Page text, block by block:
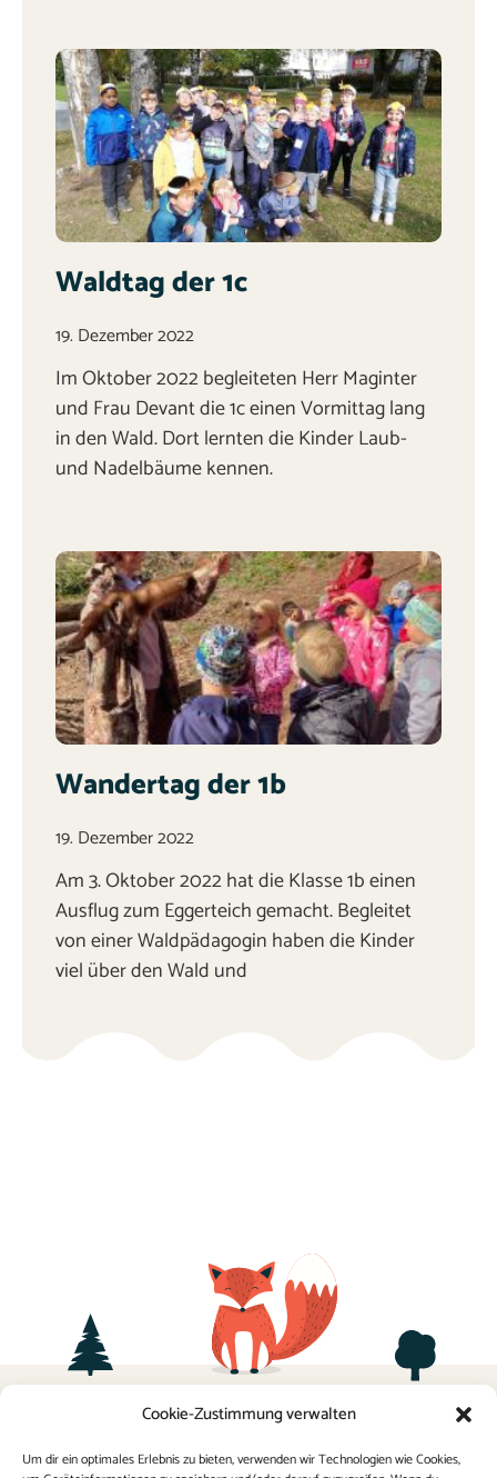
Cookie-Zustimmung verwalten
Um dir ein optimales Erlebnis zu bieten, verwenden wir Technologien wie Cookies,
Waldtag der 1c
19. Dezember 2022
Im Oktober 2022 begleiteten Herr Maginter
und Frau Devant die 1c einen Vormittag lang
in den Wald. Dort lernten die Kinder Laub-
und Nadelbäume kennen.
Wandertag der 1b
19. Dezember 2022
Am 3. Oktober 2022 hat die Klasse 1b einen
Ausflug zum Eggerteich gemacht. Begleitet
von einer Waldpädagogin haben die Kinder
viel über den Wald und
Kontakt
Termine
Sponsoring
Elternverein